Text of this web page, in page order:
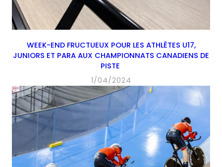
WEEK-END FRUCTUEUX POUR LES ATHLÈTES U17,
JUNIORS ET PARA AUX CHAMPIONNATS CANADIENS DE
PISTE
1/04/2024